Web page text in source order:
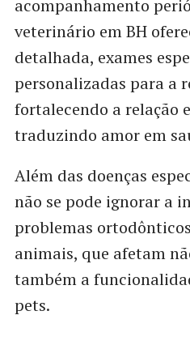
acompanhamento
veterinário em BH
detalhada, exames
personalizadas para a
fortalecendo a relação
traduzindo amor em
Além das doenças
não se pode ignorar a
problemas
animais, que afetam
também a
pets.